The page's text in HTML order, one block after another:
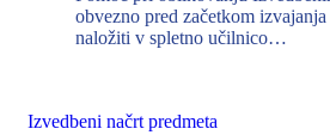
obvezno pred začetkom
naložiti v spletno učilnico…
Izvedbeni načrt predmeta